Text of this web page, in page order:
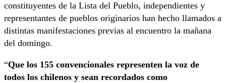
constituyentes de la Lista del Pueblo, independientes y
representantes de pueblos originarios han hecho llamados a
distintas manifestaciones previas al encuentro la mañana
del domingo.
“Que los 155 convencionales representen la voz de
todos los chilenos y sean recordados como